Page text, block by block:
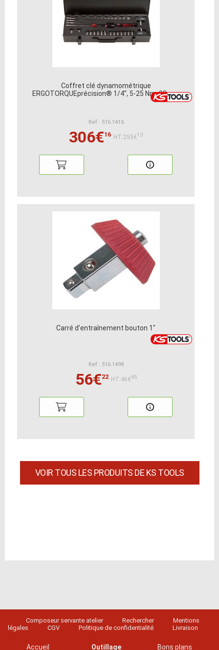
Coffret clé dynamométrique
ERGOTORQUEprécision® 1/4'', 5-25 Nm, 32 pcs
Ref : 516.1415
306€16 HT:255€13
Carré d'entraînement bouton 1"
Ref : 516.1498
56€22 HT:46€85
VOIR TOUS LES PRODUITS DE KS TOOLS
Composeur servante atelier Rechercher
Mentions
légales
CGV Politique de confidentialité Livraison
Accueil Outillage Bons plans